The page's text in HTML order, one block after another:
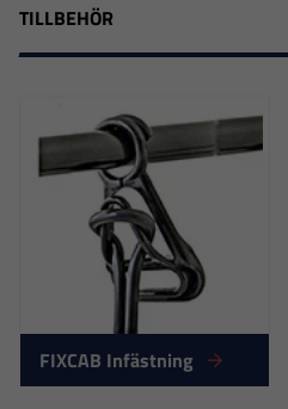
TILLBEHÖR
FIXCAB Infästning